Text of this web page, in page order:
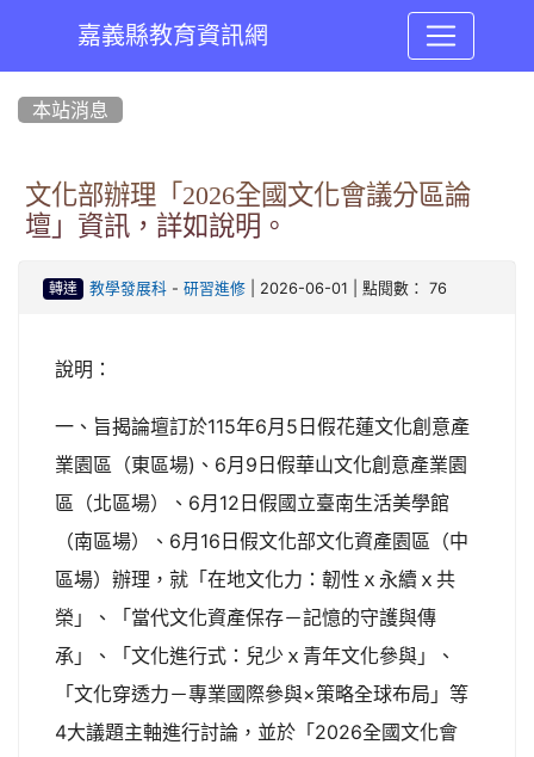
嘉義縣教育資訊網
本站消息
文化部辦理「2026全國文化會議分區論
壇」資訊，詳如說明。
轉達 教學發展科- 研習進修| 2026-06-01 | 點閱數： 76
說明：
一、旨揭論壇訂於115年6月5日假花蓮文化創意產
業園區（東區場)、6月9日假華山文化創意產業園
區（北區場）、6月12日假國立臺南生活美學館
（南區場）、6月16日假文化部文化資產園區（中
區場）辦理，就「在地文化力：韌性ｘ永續ｘ共
榮」、「當代文化資產保存－記憶的守護與傳
承」、「文化進行式：兒少ｘ青年文化參與」、
「文化穿透力－專業國際參與×策略全球布局」等
4大議題主軸進行討論，並於「2026全國文化會